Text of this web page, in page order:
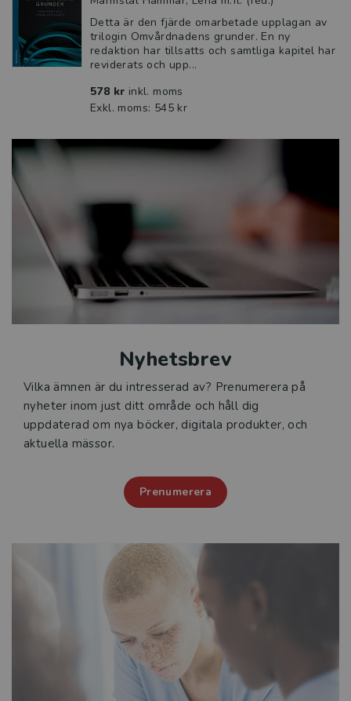
Detta är den fjärde omarbetade upplagan av
trilogin Omvårdnadens grunder. En ny
redaktion har tillsatts och samtliga kapitel har
reviderats och upp...
578 kr inkl. moms
Exkl. moms: 545 kr
Nyhetsbrev
Vilka ämnen är du intresserad av? Prenumerera på
nyheter inom just ditt område och håll dig
uppdaterad om nya böcker, digitala produkter, och
aktuella mässor.
Prenumerera